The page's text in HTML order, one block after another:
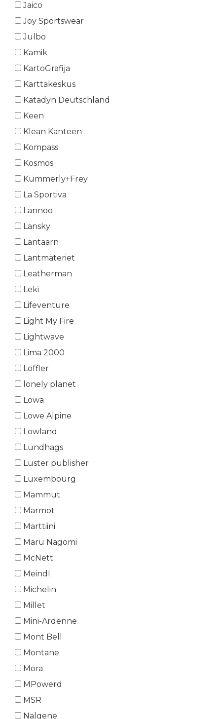
Jaico
Joy Sportswear
Julbo
Kamik
KartoGrafija
Karttakeskus
Katadyn Deutschland
Keen
Klean Kanteen
Kompass
Kosmos
Kümmerly+Frey
La Sportiva
Lannoo
Lansky
Lantaarn
Lantmäteriet
Leatherman
Leki
Lifeventure
Light My Fire
Lightwave
Lima 2000
Loffler
lonely planet
Lowa
Lowe Alpine
Lowland
Lundhags
Luster publisher
Luxembourg
Mammut
Marmot
Marttiini
Maru Nagomi
McNett
Meindl
Michelin
Millet
Mini-Ardenne
Mont Bell
Montane
Mora
MPowerd
MSR
Nalgene